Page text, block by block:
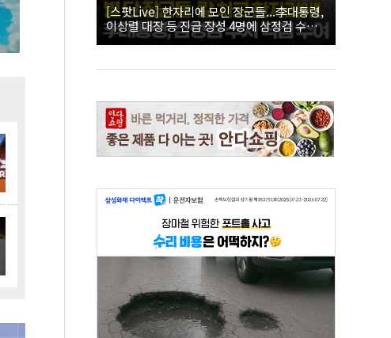
[스팟Live] 한자리에 모인 장군들...李대통령,
이상렬 대장 등 진급 장성 4명에 삼정검 수치
직접 수여｜26.08.07 장성 진급·삼정검 수치